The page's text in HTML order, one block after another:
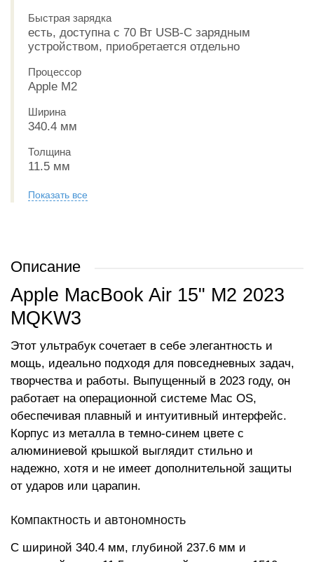
Быстрая зарядка
есть, доступна с 70 Вт USB-C зарядным
устройством, приобретается отдельно
Процессор
Apple M2
Ширина
340.4 мм
Толщина
11.5 мм
Показать все
Описание
Apple MacBook Air 15" M2 2023
MQKW3
Этот ультрабук сочетает в себе элегантность и
мощь, идеально подходя для повседневных задач,
творчества и работы. Выпущенный в 2023 году, он
работает на операционной системе Mac OS,
обеспечивая плавный и интуитивный интерфейс.
Корпус из металла в темно-синем цвете с
алюминиевой крышкой выглядит стильно и
надежно, хотя и не имеет дополнительной защиты
от ударов или царапин.
Компактность и автономность
С шириной 340.4 мм, глубиной 237.6 мм и